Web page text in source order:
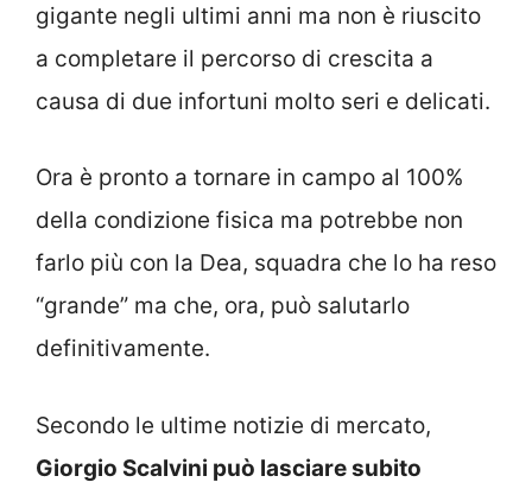
gigante negli ultimi anni ma non è riuscito
a completare il percorso di crescita a
causa di due infortuni molto seri e delicati.
Ora è pronto a tornare in campo al 100%
della condizione fisica ma potrebbe non
farlo più con la Dea, squadra che lo ha reso
“grande” ma che, ora, può salutarlo
definitivamente.
Secondo le ultime notizie di mercato,
Giorgio Scalvini può lasciare subito